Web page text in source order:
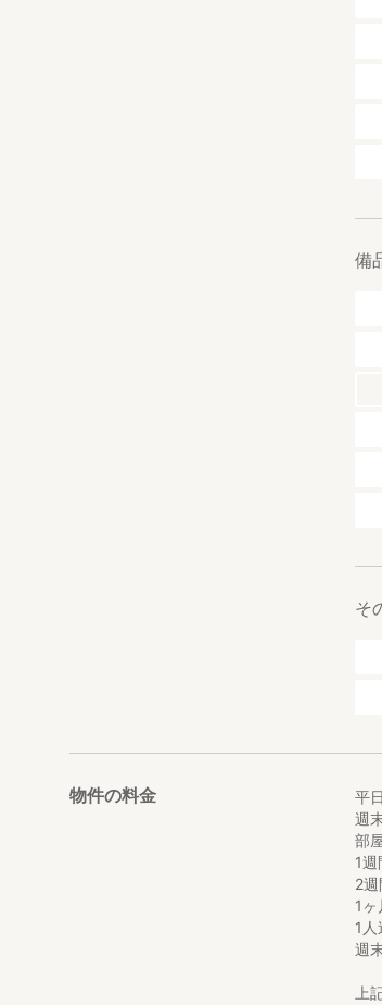
須
送
鹿
施
備
そ
物件の料金 平
週
部
1
2
1
1人
週
上